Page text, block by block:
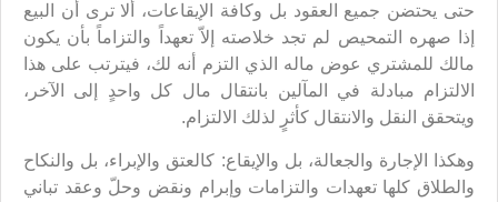
حتى يحتضن جميع العقود بل وكافة الإيقاعات، ألا ترى أن البيع
إذا صهره التمحيص لم تجد خلاصته إلاّ تعهداً والتزاماً بأن يكون
مالك للمشتري عوض ماله الذي التزم أنه لك، فيترتب على هذا
الالتزام مبادلة في المآلين بانتقال مال كل واحدٍ إلى الآخر،
ويتحقق النقل والانتقال كأثرٍ لذلك الالتزام.
وهكذا الإجارة والجعالة، بل والإيقاع: كالعتق والإبراء، بل والنكاح
والطلاق كلها تعهدات والتزامات وإبرام ونقض وحلّ وعقد تباني